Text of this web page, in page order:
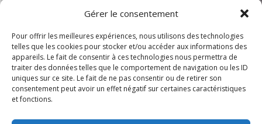
Gérer le consentement
Pour offrir les meilleures expériences, nous utilisons des technologies
telles que les cookies pour stocker et/ou accéder aux informations des
appareils. Le fait de consentir à ces technologies nous permettra de
traiter des données telles que le comportement de navigation ou les ID
uniques sur ce site. Le fait de ne pas consentir ou de retirer son
consentement peut avoir un effet négatif sur certaines caractéristiques
et fonctions.